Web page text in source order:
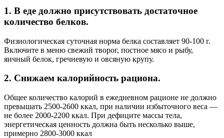
1. В еде должно присутствовать достаточное
количество белков.
Физиологическая суточная норма белка составляет 90-100 г.
Включите в меню свежий творог, постное мясо и рыбу,
яичный белок, гречневую и овсяную крупу.
2. Снижаем калорийность рациона.
Общее количество калорий в ежедневном рационе не должно
превышать 2500-2600 ккал, при наличии избыточного веса —
не более 2000-2200 ккал. При дефиците массы тела,
энергетическая ценность должна быть несколько выше,
примерно 2800-3000 ккал